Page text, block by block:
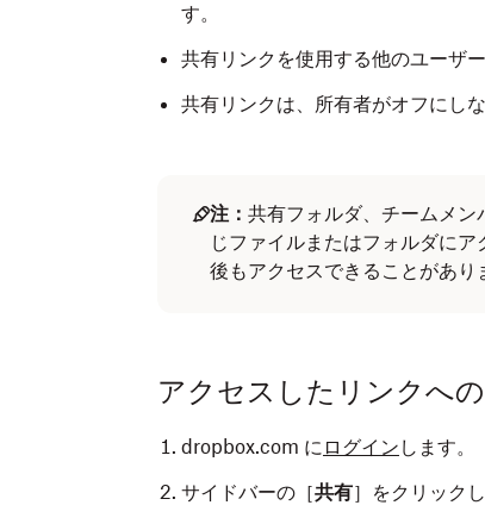
す。
共有リンクを使用する他のユーザ
共有リンクは、所有者がオフにし
注： 共有フォルダ、チームメ
じファイルまたはフォルダに
後もアクセスできることがあり
アクセスしたリンクへ
dropbox.com に ログイン します。
サイドバーの［共有］をクリックし